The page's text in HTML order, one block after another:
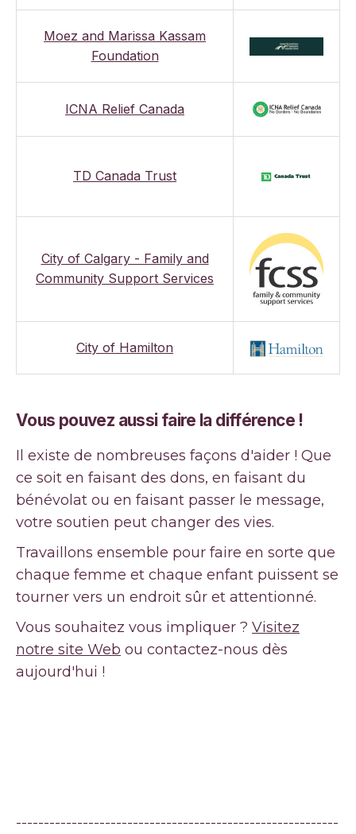
Moez and Marissa Kassam
Foundation
ICNA Relief Canada
TD Canada Trust
City of Calgary - Family and
Community Support Services
City of Hamilton
Vous pouvez aussi faire la différence !
Il existe de nombreuses façons d'aider ! Que
ce soit en faisant des dons, en faisant du
bénévolat ou en faisant passer le message,
votre soutien peut changer des vies.
Travaillons ensemble pour faire en sorte que
chaque femme et chaque enfant puissent se
tourner vers un endroit sûr et attentionné.
Vous souhaitez vous impliquer ? Visitez
notre site Web ou contactez-nous dès
aujourd'hui !
----------------------------------------------------------